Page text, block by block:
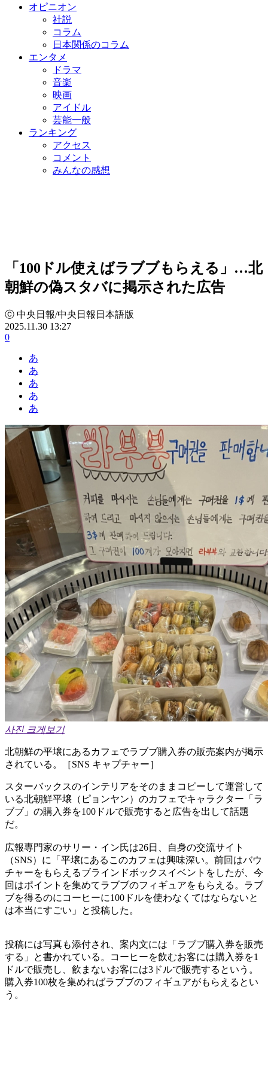
オピニオン
社説
コラム
日本関係のコラム
エンタメ
ドラマ
音楽
映画
アイドル
芸能一般
ランキング
アクセス
コメント
みんなの感想
「100ドル使えばラブブもらえる」…北
朝鮮の偽スタバに掲示された広告
ⓒ 中央日報/中央日報日本語版
2025.11.30 13:27
0
あ
あ
あ
あ
あ
사진 크게보기
北朝鮮の平壌にあるカフェでラブブ購入券の販売案内が掲示
されている。［SNS キャプチャー］
スターバックスのインテリアをそのままコピーして運営して
いる北朝鮮平壌（ピョンヤン）のカフェでキャラクター「ラ
ブブ」の購入券を100ドルで販売すると広告を出して話題
だ。
広報専門家のサリー・イン氏は26日、自身の交流サイト
（SNS）に「平壌にあるこのカフェは興味深い。前回はバウ
チャーをもらえるブラインドボックスイベントをしたが、今
回はポイントを集めてラブブのフィギュアをもらえる。ラブ
ブを得るのにコーヒーに100ドルを使わなくてはならないと
は本当にすごい」と投稿した。
投稿には写真も添付され、案内文には「ラブブ購入券を販売
する」と書かれている。コーヒーを飲むお客には購入券を1
ドルで販売し、飲まないお客には3ドルで販売するという。
購入券100枚を集めればラブブのフィギュアがもらえるとい
う。